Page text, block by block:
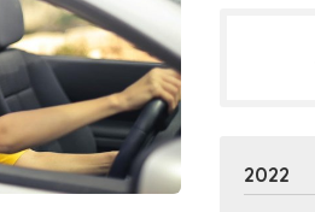
2022